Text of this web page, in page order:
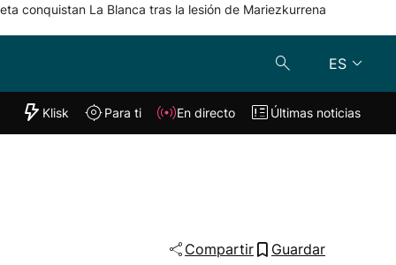
conquistan La Blanca tras la lesión de Mariezkurrena
ES
"Helmuga"
Klisk En directo
Klisk Para ti En directo Últimas noticias
Compartir Guardar